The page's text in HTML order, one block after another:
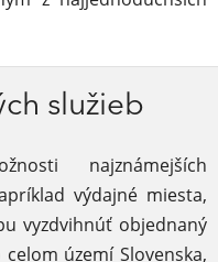
služieb
najznámejších
výdajné miesta,
vyzdvihnúť objednaný
území Slovenska,